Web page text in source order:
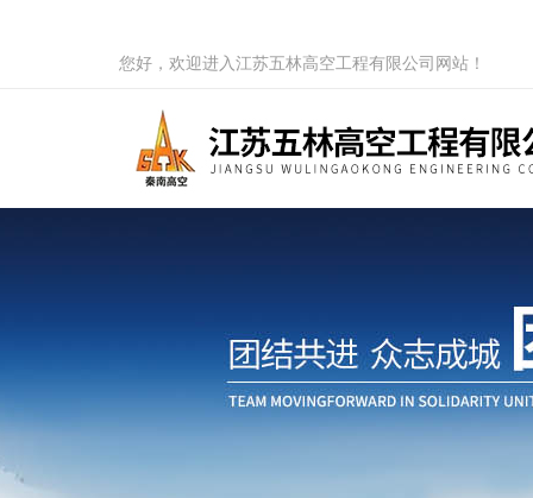
您好，欢迎进入江苏五林高空工程有限公司网站！